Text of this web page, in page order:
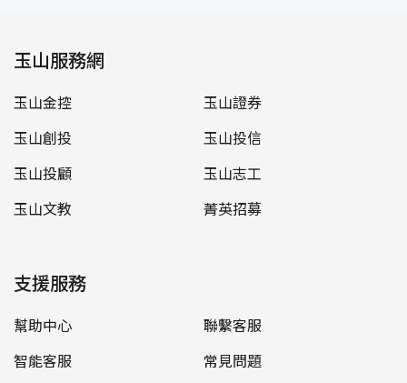
玉山服務網
玉山金控
玉山證券
玉山創投
玉山投信
玉山投顧
玉山志工
玉山文教
菁英招募
支援服務
幫助中心
聯繫客服
智能客服
常見問題